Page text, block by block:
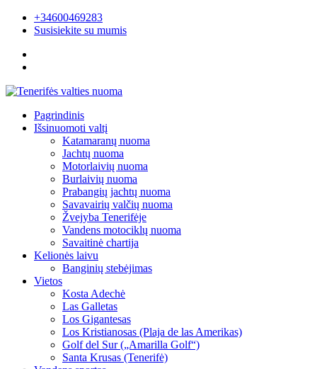
+34600469283
Susisiekite su mumis
Pagrindinis
Išsinuomoti valtį
Katamaranų nuoma
Jachtų nuoma
Motorlaivių nuoma
Burlaivių nuoma
Prabangių jachtų nuoma
Savavairių valčių nuoma
Žvejyba Tenerifėje
Vandens motociklų nuoma
Savaitinė chartija
Kelionės laivu
Banginių stebėjimas
Vietos
Kosta Adechė
Las Galletas
Los Gigantesas
Los Kristianosas (Plaja de las Amerikas)
Golf del Sur („Amarilla Golf“)
Santa Krusas (Tenerifė)